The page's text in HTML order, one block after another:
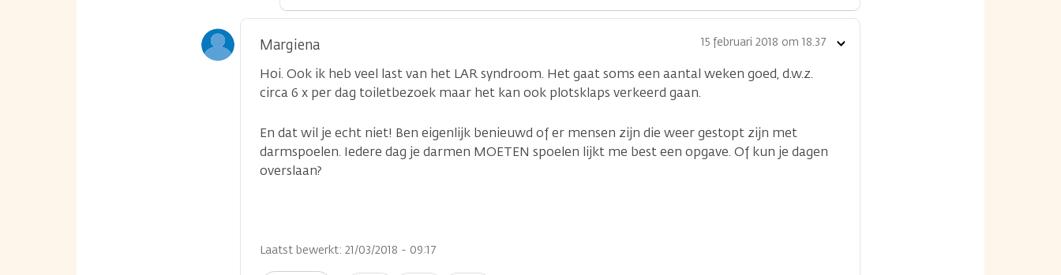
Margiena 15 februari 2018 om 18.37
Hoi. Ook ik heb veel last van het LAR syndroom. Het gaat soms een aantal weken goed, d.w.z.
circa 6 x per dag toiletbezoek maar het kan ook plotsklaps verkeerd gaan.
En dat wil je echt niet! Ben eigenlijk benieuwd of er mensen zijn die weer gestopt zijn met
darmspoelen. Iedere dag je darmen MOETEN spoelen lijkt me best een opgave. Of kun je dagen
overslaan?
Laatst bewerkt: 21/03/2018 - 09:17
Toon